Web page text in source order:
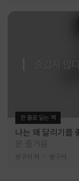
즐겁지 않
한 줄로 읽는 책
나는 왜 달리기를
은 즐거움
방구석 저 방구석